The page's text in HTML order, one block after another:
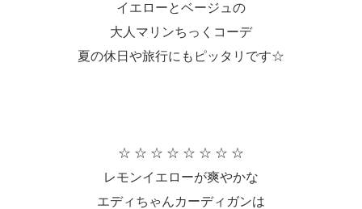
イエローとベージュの
大人マリンちっくコーデ
夏の休日や旅行にもピッタリです☆
☆ ☆ ☆ ☆ ☆ ☆ ☆ ☆
レモンイエローが爽やかな
エディちゃんカーディガンは